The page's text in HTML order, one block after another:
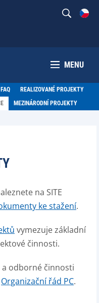
MENU
FAQ
REALIZOVANÉ PROJEKTY
MEZINÁRODNÍ PROJEKTY
na SITE
ke stažení.
vymezuje základní
činnosti.
odborné činnosti
Organizační řád PC.